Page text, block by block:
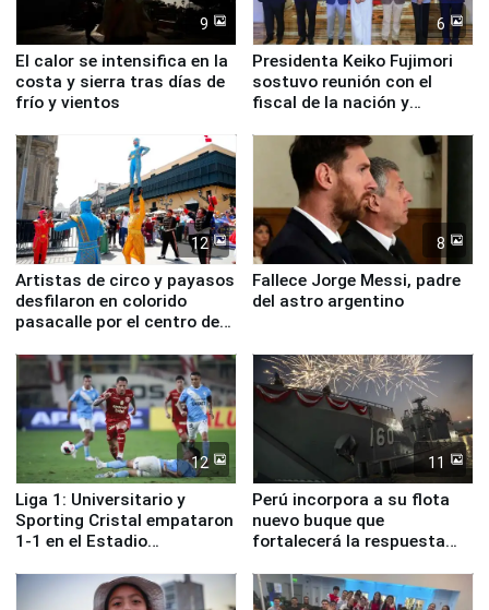
9
El calor se intensifica en la
costa y sierra tras días de
frío y vientos
6
Presidenta Keiko Fujimori
sostuvo reunión con el
fiscal de la nación y
12
Artistas de circo y payasos
desfilaron en colorido
pasacalle por el centro de
8
Fallece Jorge Messi, padre
del astro argentino
12
Liga 1: Universitario y
Sporting Cristal empataron
1-1 en el Estadio
11
Perú incorpora a su flota
nuevo buque que
fortalecerá la respuesta